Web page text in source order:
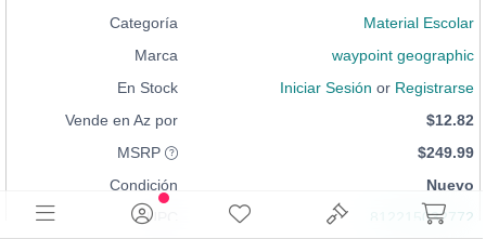
Categoría
Material Escolar
Marca
waypoint geographic
En Stock
Iniciar Sesión or Registrarse
Vende en Az por
$12.82
MSRP
$249.99
Condición
Nuevo
UPC
812215032772